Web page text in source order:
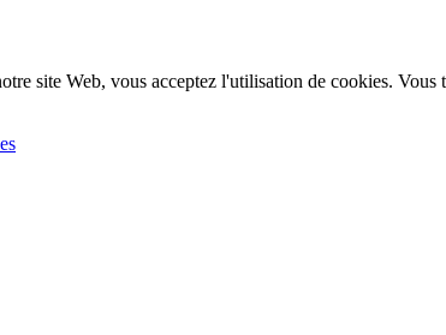
site Web, vous acceptez l'utilisation de cookies.